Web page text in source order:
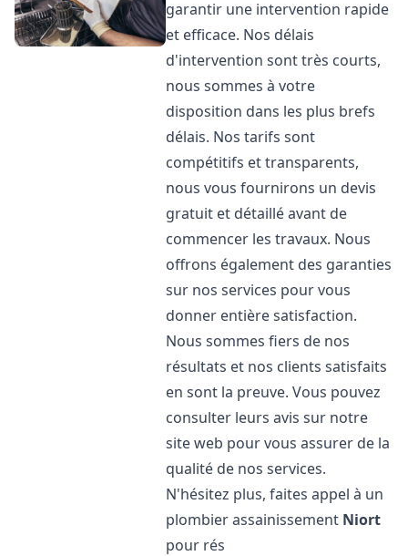
garantir une intervention rapide
et efficace. Nos délais
d'intervention sont très courts,
nous sommes à votre
disposition dans les plus brefs
délais. Nos tarifs sont
compétitifs et transparents,
nous vous fournirons un devis
gratuit et détaillé avant de
commencer les travaux. Nous
offrons également des garanties
sur nos services pour vous
donner entière satisfaction.
Nous sommes fiers de nos
résultats et nos clients satisfaits
en sont la preuve. Vous pouvez
consulter leurs avis sur notre
site web pour vous assurer de la
qualité de nos services.
N'hésitez plus, faites appel à un
plombier assainissement Niort
pour rés